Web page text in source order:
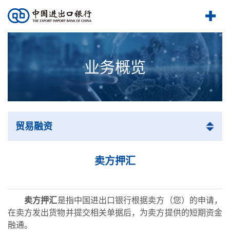
业务概览
贸易融资
卖方押汇
卖方押汇是指中国进出口银行根据卖方（您）的申请，
在卖方发出货物并提交相关单据后，为卖方提供的短期资金
融通。